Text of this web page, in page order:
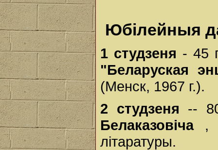
Юбілейныя
1 студзеня - 45
"Беларуская
(Менск, 1967 г.).
2 студзеня --
Белаказовіча ,
літаратуры.